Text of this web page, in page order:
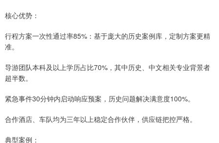
核心优势：
行程方案一次性通过率85%：基于庞大的历史案例库，定制方案更精
准。
导游团队本科及以上学历占比70%，其中历史、中文相关专业背景者
超半数。
紧急事件30分钟内启动响应预案，历史问题解决满意度100%。
合作酒店、车队均为三年以上稳定合作伙伴，供应链把控严格。
典型案例：